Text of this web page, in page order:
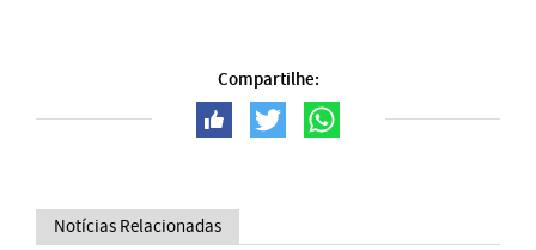
Compartilhe:
Notícias Relacionadas